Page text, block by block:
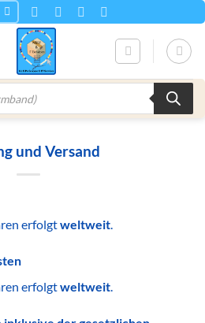
und Versand
erfolgtweltweit.
erfolgtweltweit